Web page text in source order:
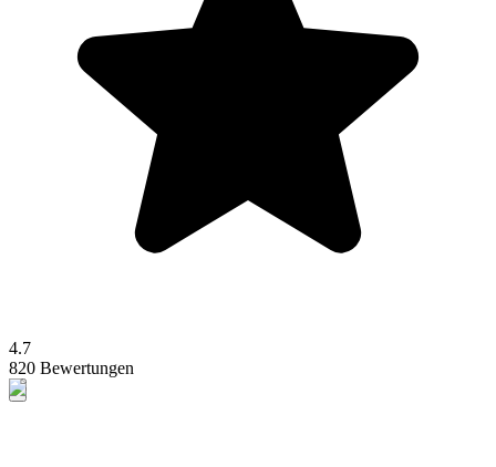
4.7
820 Bewertungen